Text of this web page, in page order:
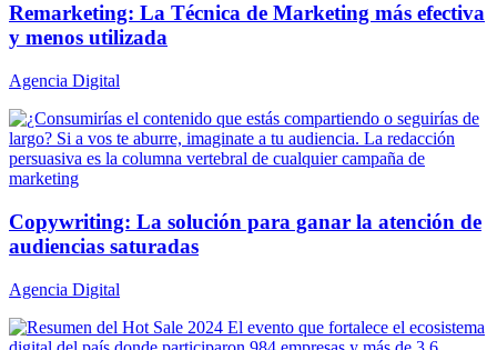
Remarketing: La Técnica de Marketing más efectiva
y menos utilizada
Agencia Digital
Copywriting: La solución para ganar la atención de
audiencias saturadas
Agencia Digital